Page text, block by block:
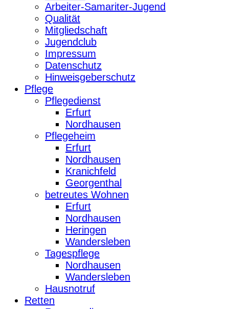
Arbeiter-Samariter-Jugend
Qualität
Mitgliedschaft
Jugendclub
Impressum
Datenschutz
Hinweisgeberschutz
Pflege
Pflegedienst
Erfurt
Nordhausen
Pflegeheim
Erfurt
Nordhausen
Kranichfeld
Georgenthal
betreutes Wohnen
Erfurt
Nordhausen
Heringen
Wandersleben
Tagespflege
Nordhausen
Wandersleben
Hausnotruf
Retten